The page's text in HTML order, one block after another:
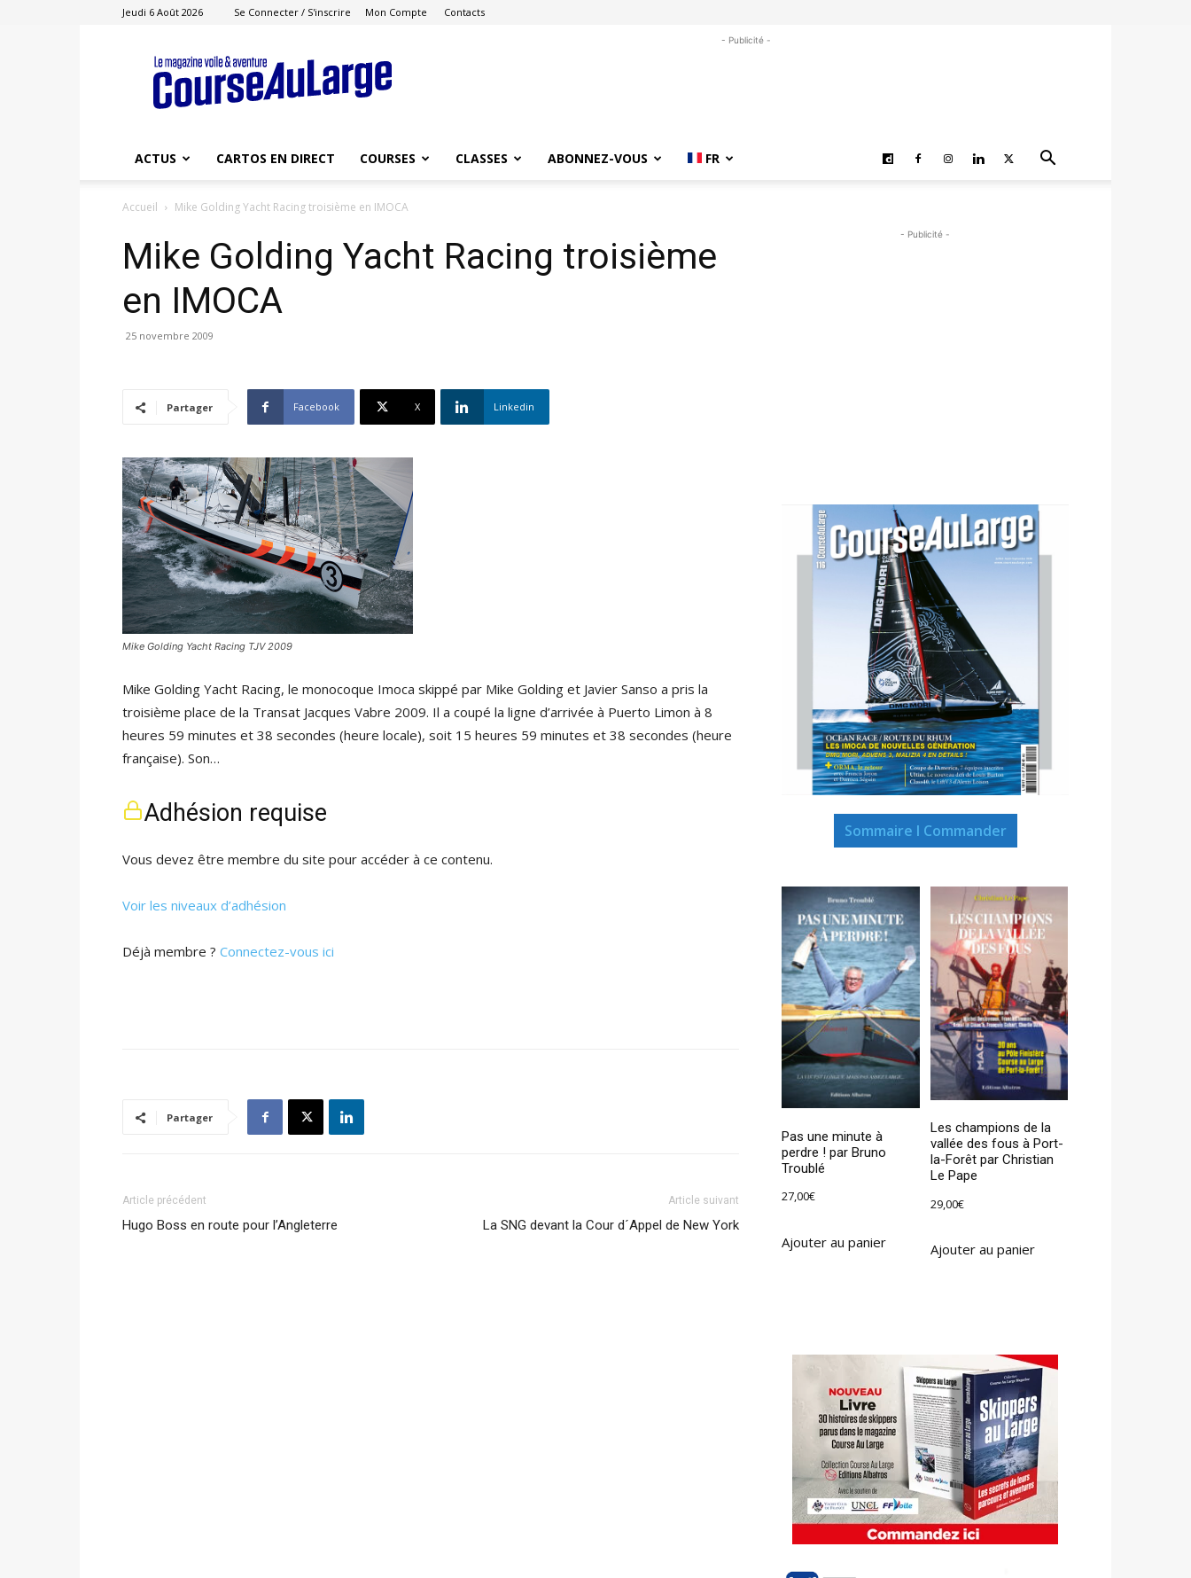
Jeudi 6 Août 2026 Se Connecter / S'inscrire Mon Compte Contacts
Course
au
Large
- Publicité -
ACTUS CARTOS EN DIRECT COURSES CLASSES ABONNEZ-VOUS FR
Accueil Mike Golding Yacht Racing troisième en IMOCA
Mike Golding Yacht Racing troisième
en IMOCA
25 novembre 2009
Partager Facebook X Linkedin
Mike Golding Yacht Racing TJV 2009
Mike Golding Yacht Racing, le monocoque Imoca skippé par Mike Golding et Javier Sanso a pris la
troisième place de la Transat Jacques Vabre 2009. Il a coupé la ligne d’arrivée à Puerto Limon à 8
heures 59 minutes et 38 secondes (heure locale), soit 15 heures 59 minutes et 38 secondes (heure
française). Son…
Adhésion requise
Vous devez être membre du site pour accéder à ce contenu.
Voir les niveaux d’adhésion
Déjà membre ? Connectez-vous ici
Partager
Article précédent
Hugo Boss en route pour l’Angleterre
Article suivant
La SNG devant la Cour d´Appel de New York
- Publicité -
Sommaire I Commander
Pas une minute à
perdre ! par Bruno
Troublé
27,00€
Ajouter au panier
Les champions de la
vallée des fous à Port-
la-Forêt par Christian
Le Pape
29,00€
Ajouter au panier